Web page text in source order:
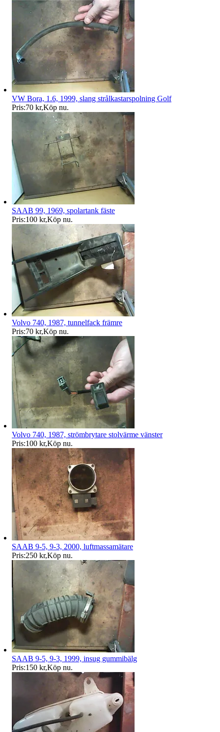
VW Bora, 1.6, 1999, slang strålkastarspolning Golf
Pris:70 kr,Köp nu.
SAAB 99, 1969, spolartank fäste
Pris:100 kr,Köp nu.
Volvo 740, 1987, tunnelfack främre
Pris:70 kr,Köp nu.
Volvo 740, 1987, strömbrytare stolvärme vänster
Pris:100 kr,Köp nu.
SAAB 9-5, 9-3, 2000, luftmassamätare
Pris:250 kr,Köp nu.
SAAB 9-5, 9-3, 1999, insug gummibälg
Pris:150 kr,Köp nu.